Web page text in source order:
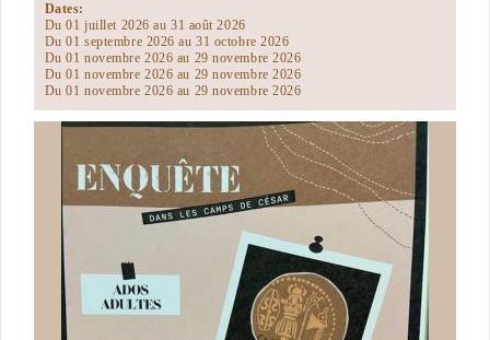
Dates:
Du 01 juillet 2026 au 31 août 2026
Du 01 septembre 2026 au 31 octobre 2026
Du 01 novembre 2026 au 29 novembre 2026
Du 01 novembre 2026 au 29 novembre 2026
Du 01 novembre 2026 au 29 novembre 2026